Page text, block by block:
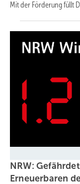
Mit der Förderung füllt
NRW:
Erneuerbaren